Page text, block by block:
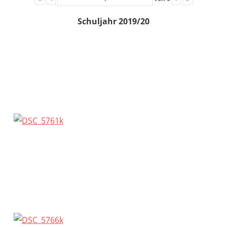
Schuljahr 2019/20